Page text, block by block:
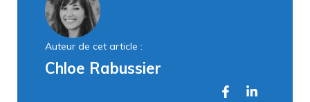
Auteur de cet article :
Chloe Rabussier